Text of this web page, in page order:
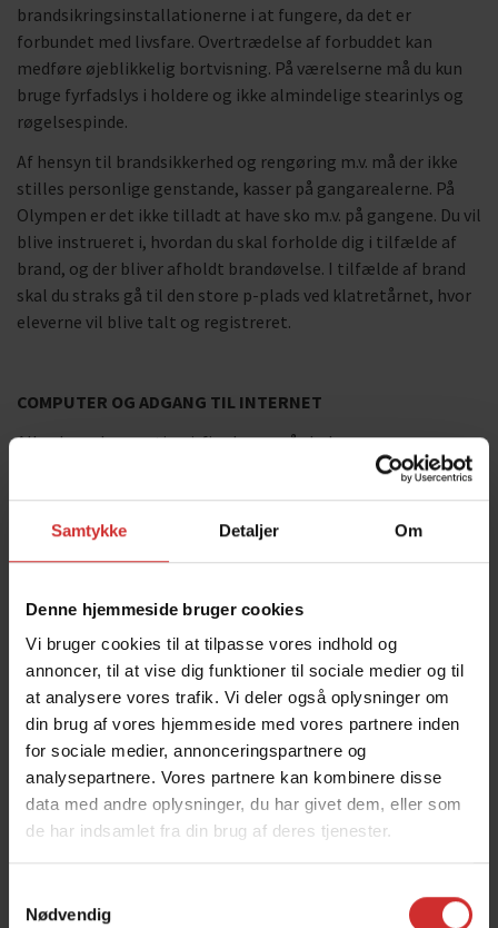
Samtykke Detaljer Om
Denne hjemmeside bruger cookies
Vi bruger cookies til at tilpasse vores indhold og
annoncer, til at vise dig funktioner til sociale medier og til
at analysere vores trafik. Vi deler også oplysninger om
din brug af vores hjemmeside med vores partnere inden
for sociale medier, annonceringspartnere og
analysepartnere. Vores partnere kan kombinere disse
data med andre oplysninger, du har givet dem, eller som
de har indsamlet fra din brug af deres tjenester.
Nødvendig
brandsikringsinstallationerne i at fungere, da det er
forbundet med livsfare. Overtrædelse af forbuddet kan
medføre øjeblikkelig bortvisning. På værelserne må du kun
bruge fyrfadslys i holdere og ikke almindelige stearinlys og
røgelsespinde.
Af hensyn til brandsikkerhed og rengøring m.v. må der ikke
stilles personlige genstande, kasser på gangarealerne. På
Olympen er det ikke tilladt at have sko m.v. på gangene. Du vil
blive instrueret i, hvordan du skal forholde dig i tilfælde af
brand, og der bliver afholdt brandøvelse. I tilfælde af brand
skal du straks gå til den store p-plads ved klatretårnet, hvor
eleverne vil blive talt og registreret.
COMPUTER OG ADGANG TIL INTERNET
Alle elever har gratis wi-fi-adgang på skolen.
Det forudsættes, at den enkelte elev udviser ansvarlighed i
CYKLER OG MOTORKØRETØJER
En cykel er en nyttig ting at medbringe til kostskolen.
Cykler og knallerter, har deres plads i kostskolens
cykelkælder. Kosteleverne skal benytte det bageste rum i
cykelkælderen.
Motorcykler, scootere og biler skal parkeres på skolens store